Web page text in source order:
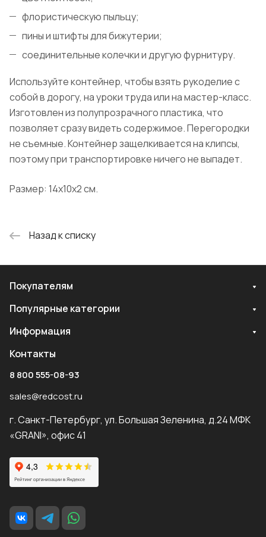
флористическую пыльцу;
пины и штифты для бижутерии;
соединительные колечки и другую фурнитуру.
Используйте контейнер, чтобы взять рукоделие с
собой в дорогу, на уроки труда или на мастер-класс.
Изготовлен из полупрозрачного пластика, что
позволяет сразу видеть содержимое. Перегородки
не съемные. Контейнер защелкивается на клипсы,
поэтому при транспортировке ничего не выпадет.
Размер: 14х10х2 см.
Назад к списку
Покупателям
Популярные категории
Информация
Контакты
8 800 555-08-93
sales@redcost.ru
г. Санкт-Петербург, ул. Большая Зеленина, д.24 МФК
«GRANI», офис 41